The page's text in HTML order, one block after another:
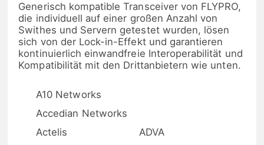
Generisch kompatible Transceiver von FLYPRO,
die individuell auf einer großen Anzahl von
Swithes und Servern getestet wurden, lösen
sich von der Lock-in-Effekt und garantieren
kontinuierlich einwandfreie Interoperabilität und
Kompatibilität mit den Drittanbietern wie unten.
A10 Networks
Accedian Networks
Actelis
ADVA